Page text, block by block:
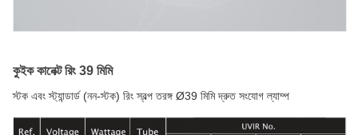
কুইক কানেক্ট রিং 39 মিমি
স্টক এবং স্ট্যান্ডার্ড (নন-স্টক) রিং স্বল্প তরঙ্গ Ø39 মিমি দ্রুত সংযোগ ল্যাম্প